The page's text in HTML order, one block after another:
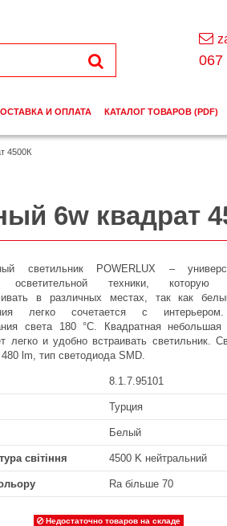
4500К
6w квадрат
светильник POWERLUX –
осветительной техники, которую
в различных местах, так как
легко сочетается с
света 180 °С. Квадратная
легко и удобно встраивать светильник.
480 lm, тип светодиода SMD.
8.1.7.95101
Турция
Белый
світіння 4500 K нейтральний
Ra більше 70
Недостаточно товаров на складе
067
И ОПЛАТА КАТАЛОГ ТОВАРОВ (PDF)